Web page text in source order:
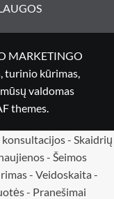
MARKETINGO
turinio kūrimas,
valdomas
themes.
konsultacijos- Skaidrių
- Šeimos
- Veidoskaita -
- Pranešimai